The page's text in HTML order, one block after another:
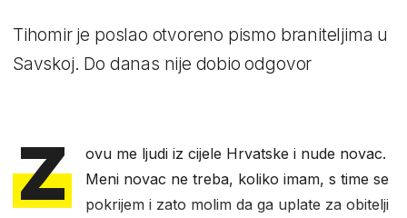
Tihomir je poslao otvoreno pismo braniteljima u
Savskoj. Do danas nije dobio odgovor
Z
ovu me ljudi iz cijele Hrvatske i nude novac.
Meni novac ne treba, koliko imam, s time se
pokrijem i zato molim da ga uplate za obitelji